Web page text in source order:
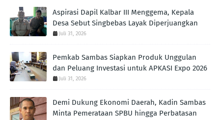
Aspirasi Dapil Kalbar III Menggema, Kepala
Desa Sebut Singbebas Layak Diperjuangkan
Juli 31, 2026
Pemkab Sambas Siapkan Produk Unggulan
dan Peluang Investasi untuk APKASI Expo 2026
Juli 31, 2026
Demi Dukung Ekonomi Daerah, Kadin Sambas
Minta Pemerataan SPBU hingga Perbatasan